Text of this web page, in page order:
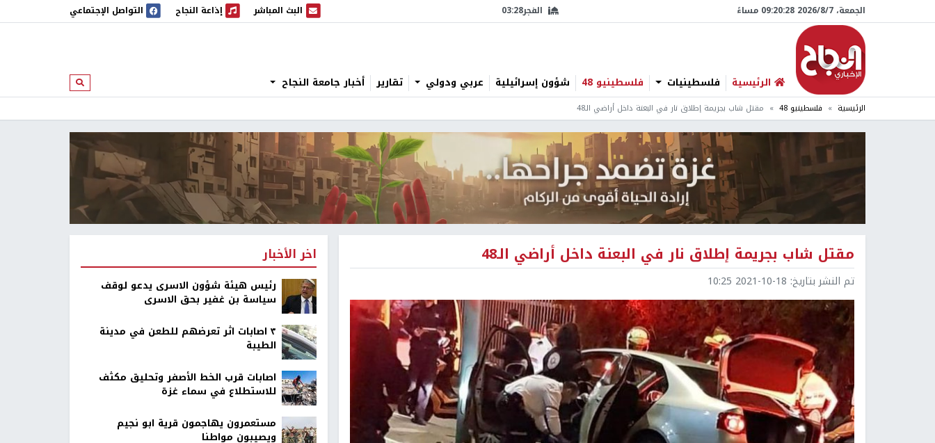
الجمعة، 7/‏8/‏2026 09:20:29 مساءً الفجر03:28 البث المباشر
البث المباشر إذاعة النجاح
إذاعة النجاح التواصل الإجتماعي
الرئيسية فلسطينيات فلسطينيو 48 شؤون إسرائيلية عربي ودولي تقارير أخبار جامعة النجاح ابحث
الرئيسية فلسطينيو 48 مقتل شاب بجريمة إطلاق نار في البعنة داخل أراضي الـ48
مقتل شاب بجريمة إطلاق نار في البعنة داخل أراضي الـ48
تم النشر بتاريخ: 2021-10-18 10:25
اخر الأخبار
رئيس هيئة شؤون الاسرى يدعو لوقف
سياسة بن غفير بحق الاسرى
٣ اصابات اثر تعرضهم للطعن في مدينة
الطيبة
اصابات قرب الخط الأصفر وتحليق مكثف
للاستطلاع في سماء غزة
مستعمرون يهاجمون قرية ابو نجيم
ويصيبون مواطنا